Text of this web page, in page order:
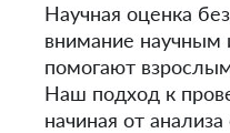
Научная оценка
внимание научным
помогают
Наш подход к
начиная от